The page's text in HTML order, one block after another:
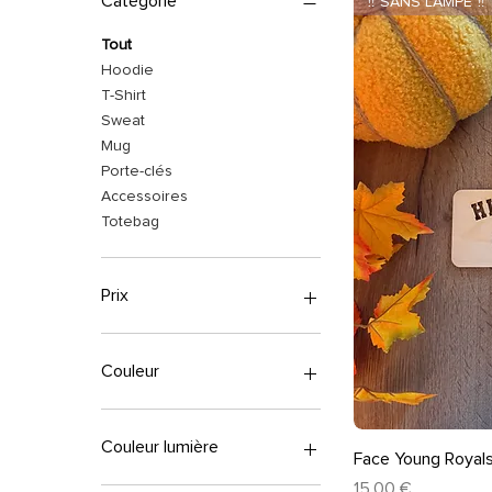
Tout
Hoodie
T-Shirt
Sweat
Mug
Porte-clés
Accessoires
Totebag
Prix
Couleur
Couleur lumière
Face Young Royals
Prix